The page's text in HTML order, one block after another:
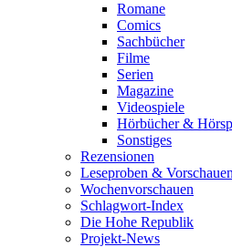
Romane
Comics
Sachbücher
Filme
Serien
Magazine
Videospiele
Hörbücher &
Sonstiges
Rezensionen
Leseproben & Vorschauen
Wochenvorschauen
Schlagwort-Index
Die Hohe Republik
Projekt-News